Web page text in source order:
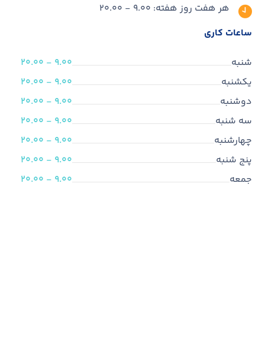
هر هفت روز هفته: 9.00 - 20.00
ساعات کاری
شنبه
9.00 - 20.00
یکشنبه
9.00 - 20.00
دوشنبه
9.00 - 20.00
سه شنبه
9.00 - 20.00
چهارشنبه
9.00 - 20.00
پنج شنبه
9.00 - 20.00
جمعه
9.00 - 20.00